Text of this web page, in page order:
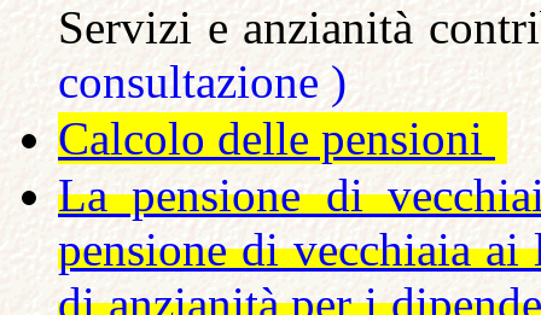
Servizi e anzianità
consultazione )
Calcolo delle pensioni
La pensione di
pensione di vecchiaia
di anzianità per i